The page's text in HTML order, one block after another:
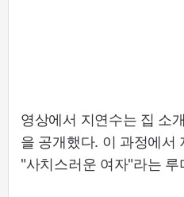
영상에서 지연수는 집 소
을 공개했다. 이 과정에서
"사치스러운 여자"라는